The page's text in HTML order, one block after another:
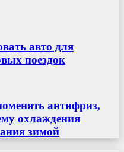
авто для
поездок
антифриз,
охлаждения
зимой